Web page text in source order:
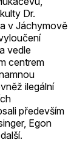
Dr.
v Jáchymově
vedle
centrem
ilegální
především
Egon